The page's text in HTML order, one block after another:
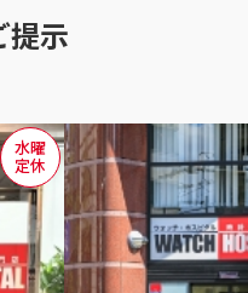
提示
水曜
定休